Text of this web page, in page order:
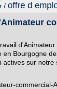
/ offre d
d'Animateur
en Bourgogne
sur notre
commercial-